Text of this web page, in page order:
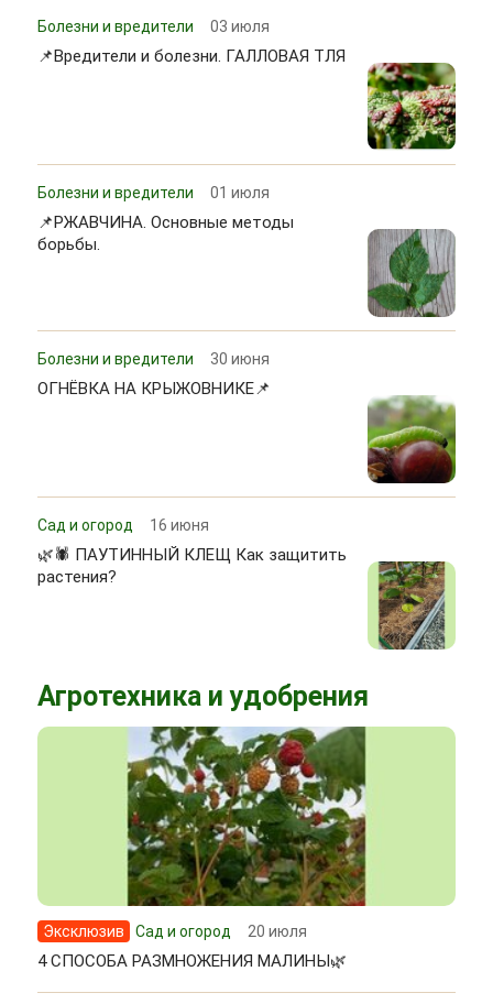
Болезни и вредители 03 июля
📌Вредители и болезни. ГАЛЛОВАЯ ТЛЯ
Болезни и вредители 01 июля
📌РЖАВЧИНА. Основные методы
борьбы.
Болезни и вредители 30 июня
ОГНЁВКА НА КРЫЖОВНИКЕ📌
Сад и огород 16 июня
🌿🕷 ПАУТИННЫЙ КЛЕЩ Как защитить
растения?
Агротехника и удобрения
Эксклюзив Сад и огород 20 июля
4 СПОСОБА РАЗМНОЖЕНИЯ МАЛИНЫ🌿